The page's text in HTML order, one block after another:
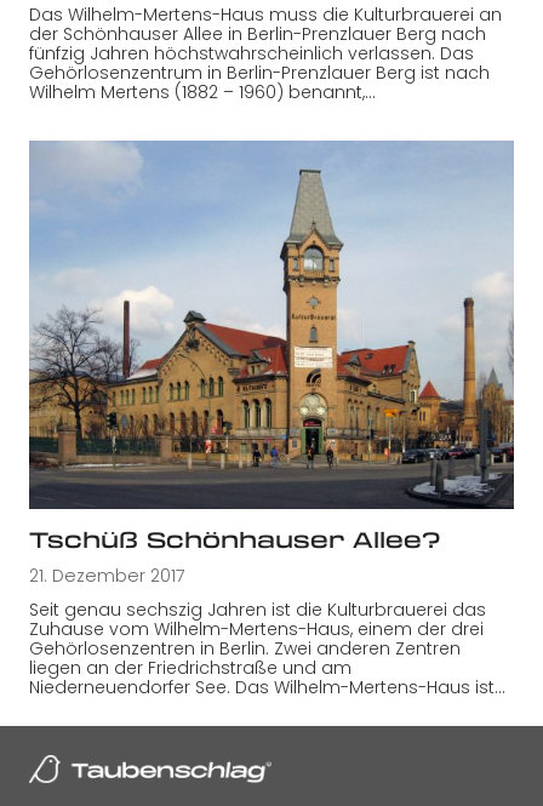
Das Wilhelm-Mertens-Haus muss die Kulturbrauerei an
der Schönhauser Allee in Berlin-Prenzlauer Berg nach
fünfzig Jahren höchstwahrscheinlich verlassen. Das
Gehörlosenzentrum in Berlin-Prenzlauer Berg ist nach
Wilhelm Mertens (1882 – 1960) benannt,…
Tschüß Schönhauser Allee?
21. Dezember 2017
Seit genau sechszig Jahren ist die Kulturbrauerei das
Zuhause vom Wilhelm-Mertens-Haus, einem der drei
Gehörlosenzentren in Berlin. Zwei anderen Zentren
liegen an der Friedrichstraße und am
Niederneuendorfer See. Das Wilhelm-Mertens-Haus ist…